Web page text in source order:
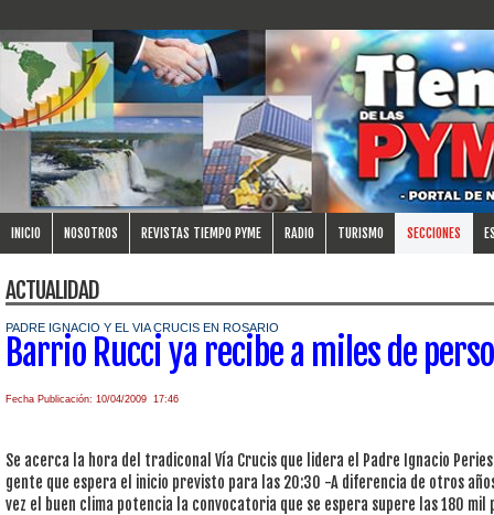
INICIO NOSOTROS REVISTAS TIEMPO PYME RADIO TURISMO SECCIONES
ACTUALIDAD
PADRE IGNACIO Y EL VIA CRUCIS EN ROSARIO
Barrio Rucci ya recibe a miles de
Fecha Publicación: 10/04/2009 17:46
Se acerca la hora del tradiconal Vía Crucis que lidera el Padre Ignacio
gente que espera el inicio previsto para las 20:30 -A diferencia de otros
vez el buen clima potencia la convocatoria que se espera supere las 180 mil